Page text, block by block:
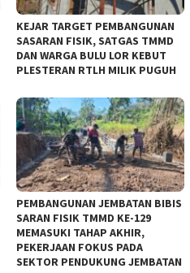
KEJAR TARGET PEMBANGUNAN
SASARAN FISIK, SATGAS TMMD
DAN WARGA BULU LOR KEBUT
PLESTERAN RTLH MILIK PUGUH
PEMBANGUNAN JEMBATAN BIBIS
SARAN FISIK TMMD KE-129
MEMASUKI TAHAP AKHIR,
PEKERJAAN FOKUS PADA
SEKTOR PENDUKUNG JEMBATAN